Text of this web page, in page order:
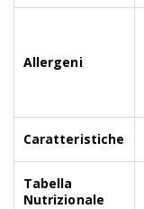
Allergeni
Caratteristiche
Tabella
Nutrizionale